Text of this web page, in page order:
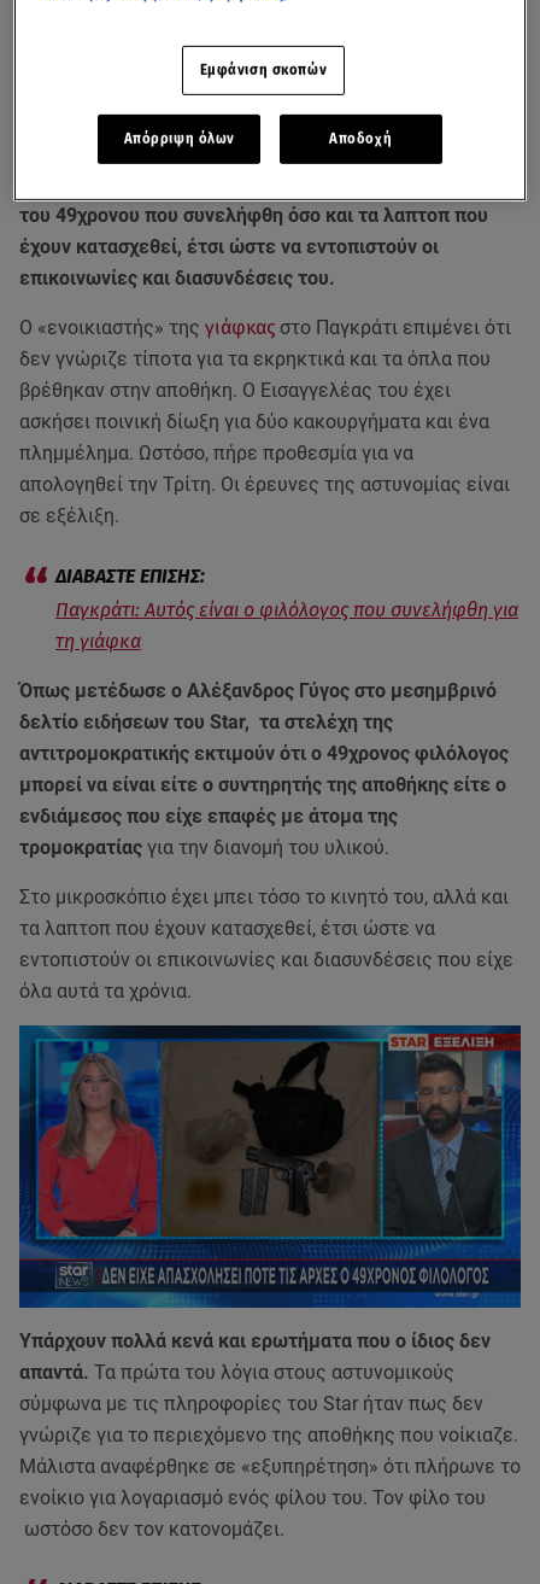
του 49χρονου που συνελήφθη όσο και τα λαπτοπ που
έχουν κατασχεθεί, έτσι ώστε να εντοπιστούν οι
επικοινωνίες και διασυνδέσεις του.
Ο «ενοικιαστής» της γιάφκας στο Παγκράτι επιμένει ότι
δεν γνώριζε τίποτα για τα εκρηκτικά και τα όπλα που
βρέθηκαν στην αποθήκη. Ο Εισαγγελέας του έχει
ασκήσει ποινική δίωξη για δύο κακουργήματα και ένα
πλημμέλημα. Ωστόσο, πήρε προθεσμία για να
απολογηθεί την Τρίτη. Οι έρευνες της αστυνομίας είναι
σε εξέλιξη.
Παγκράτι: Αυτός είναι ο φιλόλογος που συνελήφθη για
τη γιάφκα
Όπως μετέδωσε ο Αλέξανδρος Γύγος στο μεσημβρινό
δελτίο ειδήσεων του Star, τα στελέχη της
αντιτρομοκρατικής εκτιμούν ότι ο 49χρονος φιλόλογος
μπορεί να είναι είτε ο συντηρητής της αποθήκης είτε ο
ενδιάμεσος που είχε επαφές με άτομα της
τρομοκρατίας για την διανομή του υλικού.
Στο μικροσκόπιο έχει μπει τόσο το κινητό του, αλλά και
τα λαπτοπ που έχουν κατασχεθεί, έτσι ώστε να
εντοπιστούν οι επικοινωνίες και διασυνδέσεις που είχε
όλα αυτά τα χρόνια.
Υπάρχουν πολλά κενά και ερωτήματα που ο ίδιος δεν
απαντά. Τα πρώτα του λόγια στους αστυνομικούς
σύμφωνα με τις πληροφορίες του Star ήταν πως δεν
γνώριζε για το περιεχόμενο της αποθήκης που νοίκιαζε.
Μάλιστα αναφέρθηκε σε «εξυπηρέτηση» ότι πλήρωνε το
ενοίκιο για λογαριασμό ενός φίλου του. Τον φίλο του
ωστόσο δεν τον κατονομάζει.
Εμφάνιση σκοπών
Απόρριψη όλων Αποδοχή